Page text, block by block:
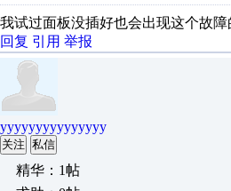
我试过面板没插好也会出现这个故障
回复 引用 举报
yyyyyyyyyyyyyyy
关注 私信
精华：1帖